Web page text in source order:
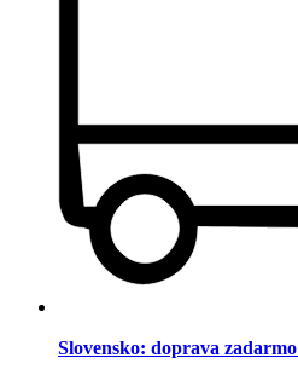
Slovensko: doprava zadarmo